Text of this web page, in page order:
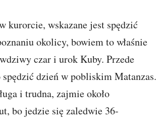
kurorcie, wskazane jest spędzić
okolicy, bowiem to właśnie
czar i urok Kuby. Przede
dzień w pobliskim Matanzas.
i trudna, zajmie około
bo jedzie się zaledwie 36-